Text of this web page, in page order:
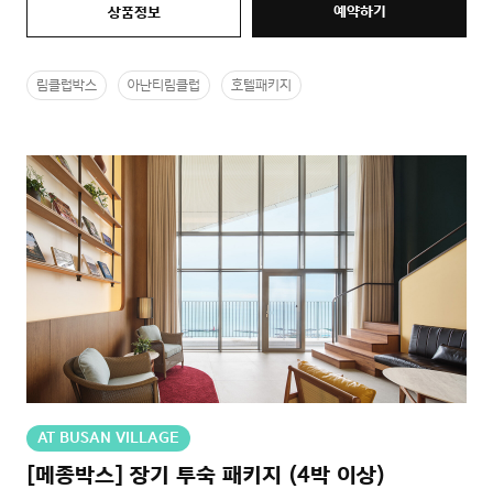
상품정보 예약하기
림클럽박스 아난티림클럽 호텔패키지
AT BUSAN VILLAGE
[메종박스] 장기 투숙 패키지 (4박 이상)